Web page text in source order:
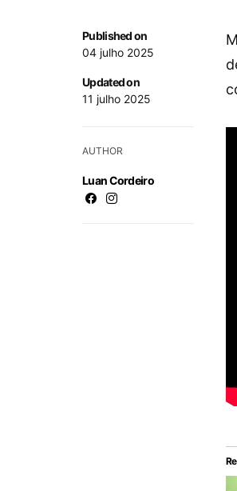
Published on
04 julho 2025
Updated on
11 julho 2025
AUTHOR
Luan Cordeiro